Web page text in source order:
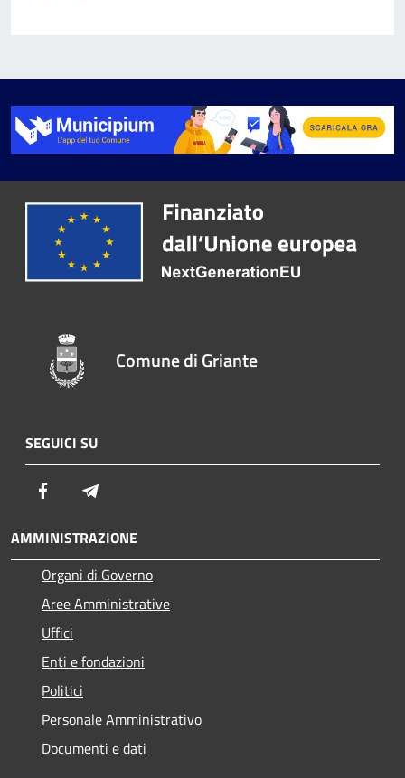
Comune di Griante
SEGUICI SU
Facebook
AMMINISTRAZIONE
Organi di Governo
Aree Amministrative
Uffici
Enti e fondazioni
Politici
Personale Amministrativo
Documenti e dati